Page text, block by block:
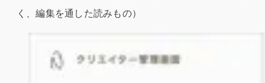
く、編集を通した読みもの）